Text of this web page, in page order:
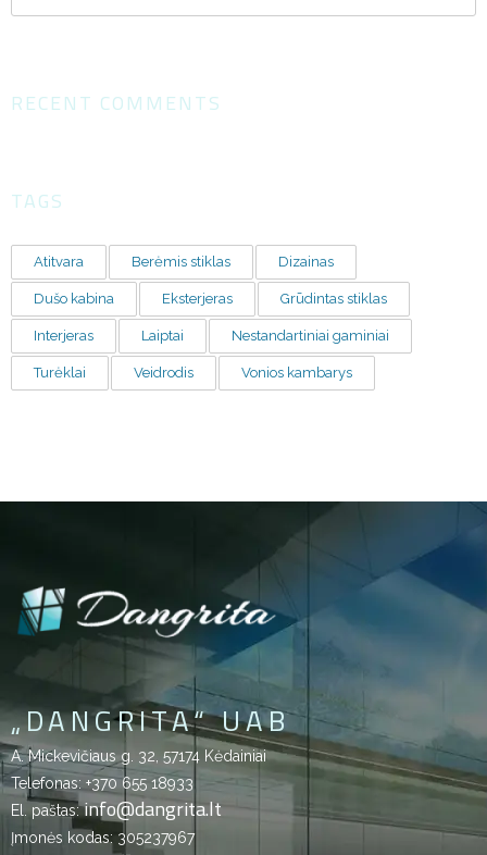
RECENT COMMENTS
TAGS
Atitvara Berėmis stiklas Dizainas
Dušo kabina Eksterjeras Grūdintas stiklas
Interjeras Laiptai Nestandartiniai gaminiai
Turėklai Veidrodis Vonios kambarys
„DANGRITA“ UAB
A. Mickevičiaus g. 32, 57174 Kėdainiai
Telefonas: +370 655 18933
El. paštas:info@dangrita.lt
Įmonės kodas: 305237967